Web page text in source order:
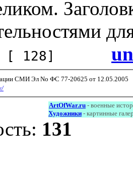
[ 128]
СМИ Эл No ФС 77-20625 от 12.05.2005
ArtOfWar.ru - военные
Художники - картинные
131